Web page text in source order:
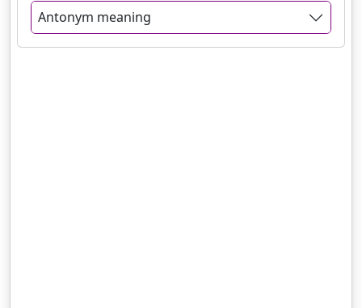
Antonym meaning